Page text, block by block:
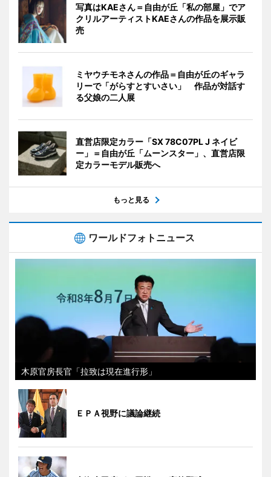
写真はKAEさん＝自由が丘「私の部屋」でア
クリルアーティストKAEさんの作品を展示販
売
ミヤウチモネさんの作品＝自由が丘のギャラ
リーで「がらすとすいさい」 作品が対話す
る父娘の二人展
直営店限定カラー「SX 78C07PL J ネイビ
ー」＝自由が丘「ムーンスター」、直営店限
定カラーモデル販売へ
もっと見る
ワールドフォトニュース
木原官房長官「拉致は現在進行形」
ＥＰＡ視野に議論継続